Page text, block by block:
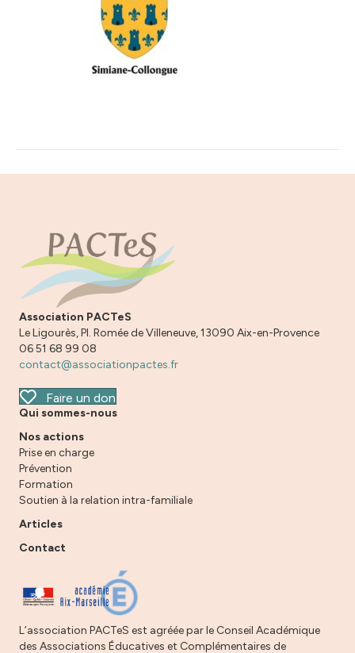
Association PACTeS
Le Ligourès, Pl. Romée de Villeneuve, 13090 Aix-en-Provence
06 51 68 99 08
contact@associationpactes.fr
Faire un don
Qui sommes-nous
Nos actions
Prise en charge
Prévention
Formation
Soutien à la relation intra-familiale
Articles
Contact
L’association PACTeS est agréée par le Conseil Académique
des Associations Éducatives et Complémentaires de